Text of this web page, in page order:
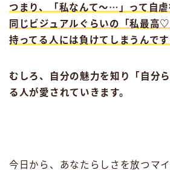
つまり、「私なんて〜⋯」って自虐
同じビジュアルぐらいの「私最高
持ってる人には負けてしまうんです
むしろ、自分の魅力を知り「自分
る人が愛されていきます。
今日から、あなたらしさを放つマ